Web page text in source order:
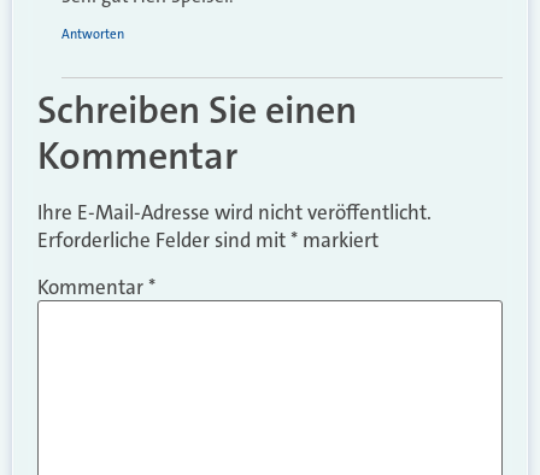
Antworten
Schreiben Sie einen
Kommentar
Ihre E-Mail-Adresse wird nicht veröffentlicht.
Erforderliche Felder sind mit* markiert
Kommentar*